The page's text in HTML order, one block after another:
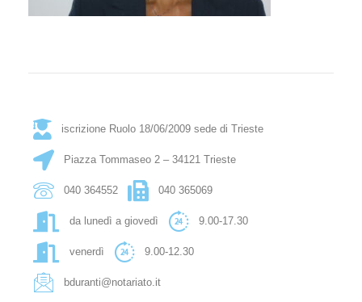
iscrizione Ruolo 18/06/2009 sede di Trieste
Piazza Tommaseo 2 – 34121 Trieste
040 364552 040 365069
da lunedì a giovedì 9.00-17.30
venerdì 9.00-12.30
bduranti@notariato.it